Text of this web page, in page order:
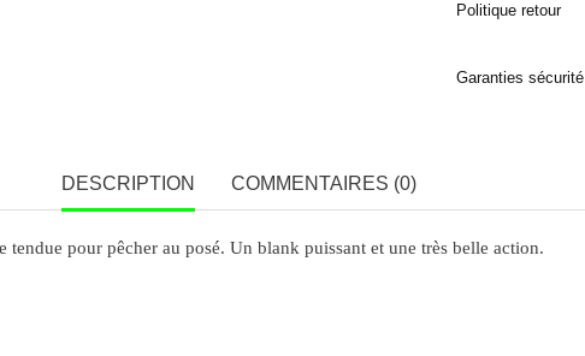
Politique retour
Garanties sécurité
DESCRIPTION COMMENTAIRES (0)
pour pêcher au posé. Un blank puissant et une très belle action.